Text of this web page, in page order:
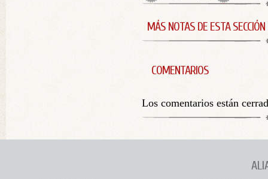
MÁS NOTAS DE ESTA SECCIÓN
COMENTARIOS
Los comentarios están